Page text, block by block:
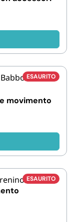
ESAURITO
movimento
ESAURITO